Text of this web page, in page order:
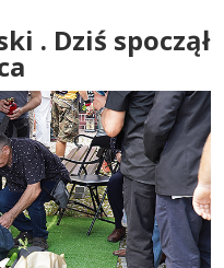
. Dziś spoczął